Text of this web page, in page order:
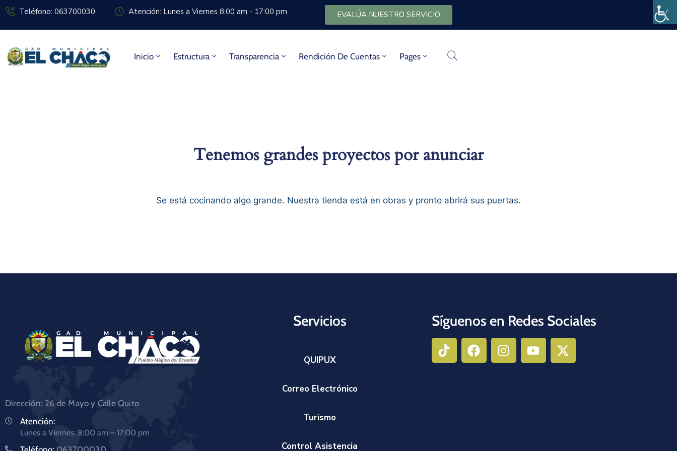
Teléfono: 063700030 Atención: Lunes a Viernes 8:00 am - 17:00 pm EVALÚA NUESTRO SERVICIO
Inicio Estructura Transparencia Rendición De Cuentas Pages
Tenemos grandes proyectos por anunciar
Se está cocinando algo grande. Nuestra tienda está en obras y pronto abrirá sus puertas.
Dirección: 26 de Mayo y Calle Quito
Atención:
Lunes a Viernes: 8:00 am – 17:00 pm
Servicios
QUIPUX
Correo Electrónico
Turismo
Control Asistencia
Síguenos en Redes Sociales